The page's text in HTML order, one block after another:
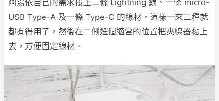
阿湯依自己的需求接上二條 Lightning 線、一條 micro-
USB Type-A 及一條 Type-C 的線材，這樣一來三種就
都有得用了，然後在二側選個適當的位置把夾線器黏上
去，方便固定線材。